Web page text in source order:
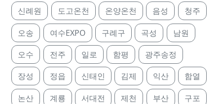
신례원 도고온천 온양온천 음성 청주
오송 여수EXPO 구례구 곡성 남원
오수 전주 일로 함평 광주송정
장성 정읍 신태인 김제 익산 함열
논산 계룡 서대전 제천 부산 구포